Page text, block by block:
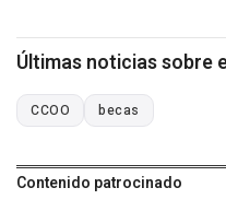
Últimas noticias sobre
CCOO becas
Contenido patrocinado